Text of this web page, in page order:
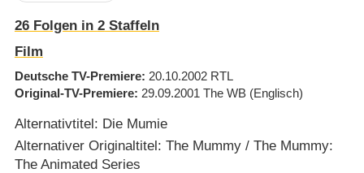
26Folgen in 2Staffeln
Film
Deutsche TV-Premiere 20.10.2002 RTL
Original-TV-Premiere 29.09.2001 The WB (Englisch)
Alternativtitel: Die Mumie
Alternativer Originaltitel: The Mummy / The Mummy:
The Animated Series